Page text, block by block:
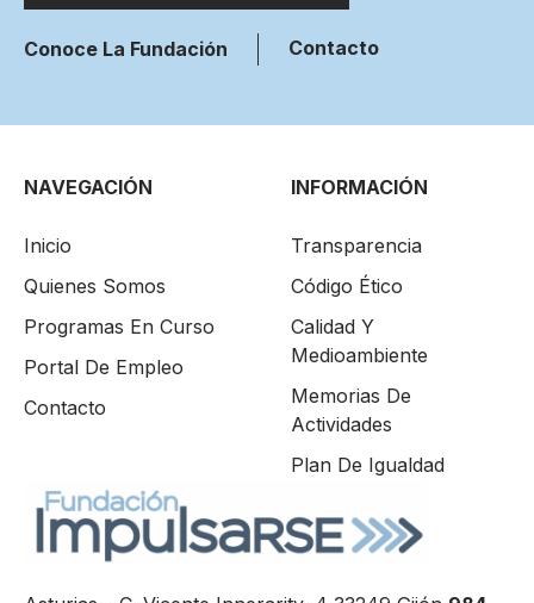
Conoce La Fundación Contacto
NAVEGACIÓN
Inicio
Quienes Somos
Programas En Curso
Portal De Empleo
Contacto
INFORMACIÓN
Transparencia
Código Ético
Calidad Y
Medioambiente
Memorias De
Actividades
Plan De Igualdad